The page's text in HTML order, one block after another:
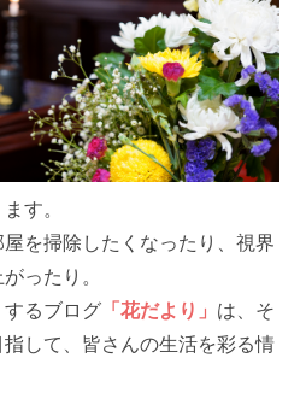
す。
を掃除したくなったり、視界
ったり。
するブログ 「花だより」 は、そ
して、皆さんの生活を彩る情